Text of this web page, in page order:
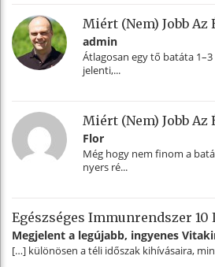
Miért (nem) Jobb Az
admin
Átlagosan egy tő batáta
jelenti,...
Miért (nem) Jobb Az
Flor
Még hogy nem finom a
nyers ré...
Egészséges Immunrendszer 10
Megjelent a legújabb, ingyenes
[…] különösen a téli időszak kihívásaira,